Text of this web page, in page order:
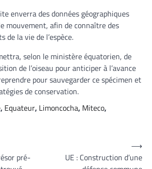
enverra des données géographiques
mouvement, afin de connaître des
de la vie de l’espèce.
selon le ministère équatorien, de
de l’oiseau pour anticiper à l’avance
pour sauvegarder ce spécimen et
de conservation.
, Equateur, Limoncocha, Miteco,
pré-
UE : Construction d’une
⟶